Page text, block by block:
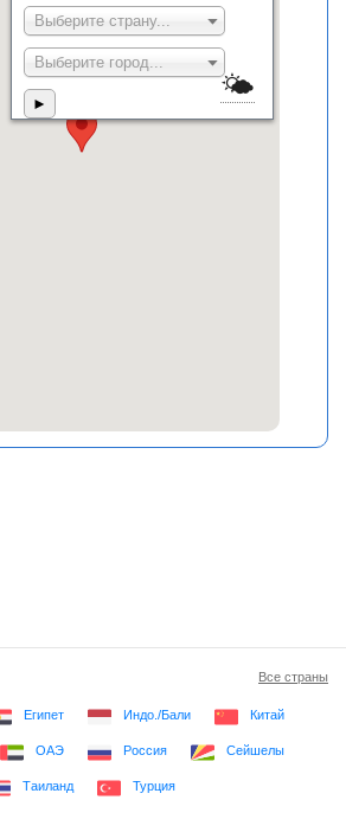
Все страны
Египет Индо./Бали Китай
ОАЭ Россия Сейшелы
Таиланд Турция